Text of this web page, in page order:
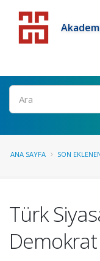
ANA SAYFA SON
Türk